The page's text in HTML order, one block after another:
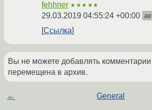
fehhner ★★★★★
29.03.2019 04:55:24 +00:00
Ссылка
Вы не можете добавлять комментарии
перемещена в архив.
← General